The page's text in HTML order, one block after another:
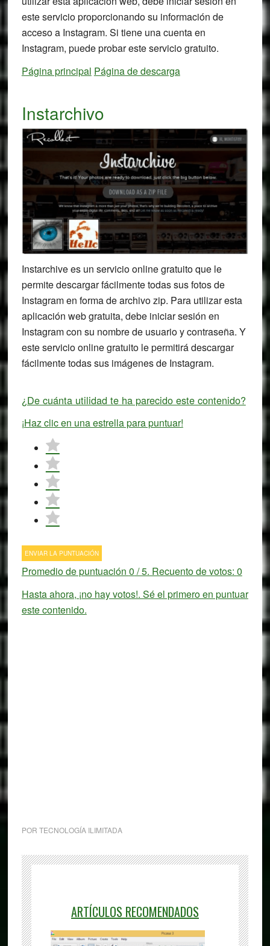
este servicio proporcionando su información de
acceso a Instagram. Si tiene una cuenta en
Instagram, puede probar este servicio gratuito.
Página principal Página de descarga
Instarchivo
Instarchive es un servicio online gratuito que le
permite descargar fácilmente todas sus fotos de
Instagram en forma de archivo zip. Para utilizar esta
aplicación web gratuita, debe iniciar sesión en
Instagram con su nombre de usuario y contraseña. Y
este servicio online gratuito le permitirá descargar
fácilmente todas sus imágenes de Instagram.
¿De cuánta utilidad te ha parecido este contenido?
¡Haz clic en una estrella para puntuar!
ENVIAR LA PUNTUACIÓN
Promedio de puntuación 0 / 5. Recuento de votos: 0
Hasta ahora, ¡no hay votos!. Sé el primero en puntuar
este contenido.
POR TECNOLOGÍA ILIMITADA
ARTÍCULOS RECOMENDADOS